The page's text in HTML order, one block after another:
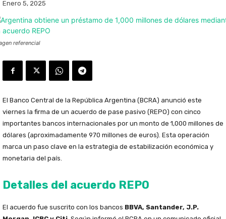
Enero 5, 2025
referencial
El Banco Central de la República Argentina (BCRA) anunció este
viernes la firma de un acuerdo de pase pasivo (REPO) con cinco
importantes bancos internacionales por un monto de 1,000 millones de
dólares (aproximadamente 970 millones de euros). Esta operación
marca un paso clave en la estrategia de estabilización económica y
monetaria del país.
Detalles del acuerdo REPO
El acuerdo fue suscrito con los bancos BBVA, Santander, J.P.